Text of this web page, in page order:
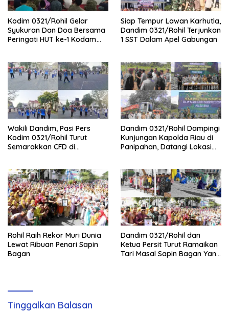
Kodim 0321/Rohil Gelar
Syukuran Dan Doa Bersama
Peringati HUT ke-1 Kodam
Siap Tempur Lawan Karhutla,
Dandim 0321/Rohil Terjunkan
1 SST Dalam Apel Gabungan
Wakili Dandim, Pasi Pers
Kodim 0321/Rohil Turut
Semarakkan CFD di
Dandim 0321/Rohil Dampingi
Kunjungan Kapolda Riau di
Panipahan, Datangi Lokasi
Rohil Raih Rekor Muri Dunia
Lewat Ribuan Penari Sapin
Bagan
Dandim 0321/Rohil dan
Ketua Persit Turut Ramaikan
Tari Masal Sapin Bagan Yang
Tinggalkan Balasan